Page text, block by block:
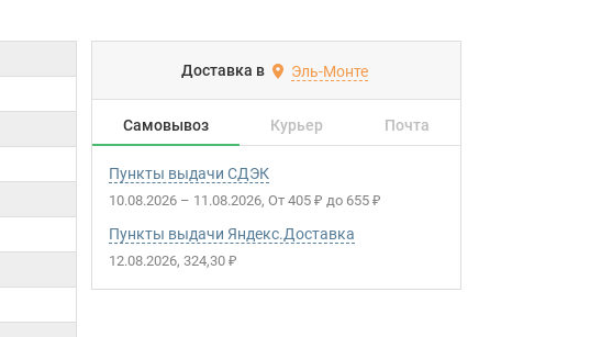
Доставка в Эль-Монте
Самовывоз Курьер Почта
Пункты выдачи СДЭК
10.08.2026 – 11.08.2026 От 405₽ до 655₽
Пункты выдачи Яндекс.Доставка
12.08.2026 324,30₽